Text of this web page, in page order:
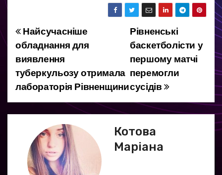
Н
а
в
і
г
Рівненські
баскетболісти у
першому матчі
перемогли
сусідів
Найсучасніше
обладнання для
виявлення
туберкульозу отримала
лабораторія Рівненщини
Котова
Маріана